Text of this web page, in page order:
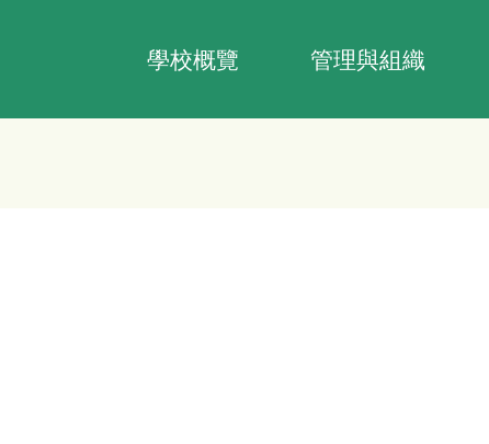
navigation
學校概覽 管理與組織